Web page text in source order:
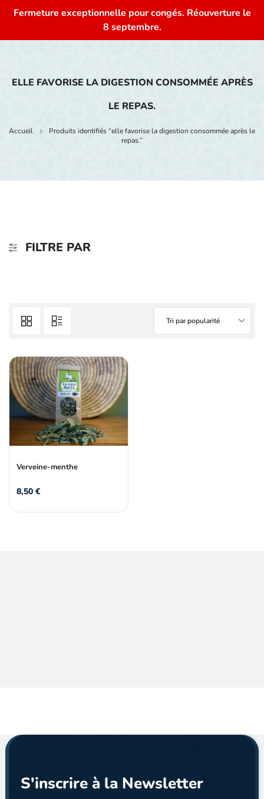
Fermeture exceptionnelle pour congés. Réouverture le
8 septembre.
ELLE FAVORISE LA DIGESTION CONSOMMÉE APRÈS
LE REPAS.
Accueil
Produits identifiés “elle favorise la digestion consommée après le
repas.”
FILTRE PAR
Tri par popularité
Verveine-menthe
8,50 €
S'inscrire à la Newsletter